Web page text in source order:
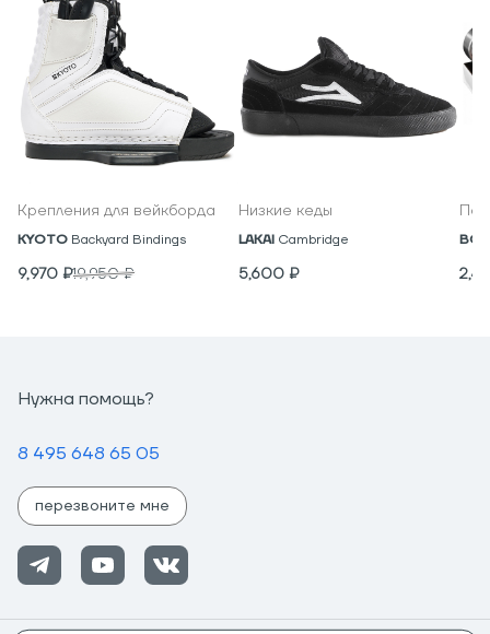
Крепления для вейкборда
KYOTO Backyard Bindings
9,970 ₽19,950₽
Низкие кеды
LAKAI Cambridge
5,600 ₽
Нужна помощь?
8 495 648 65 05
перезвоните мне